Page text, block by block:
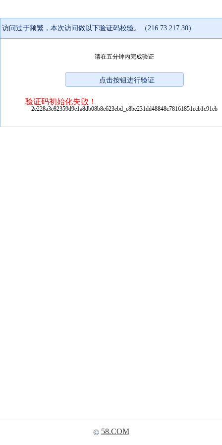
访问过于频繁，本次访问做以下验证码校验。（216.73.217.30）
请在五分钟内完成验证
验证码初始化失败！
2e228a3e82359d9e1a8db08b8e623ebd_c8be231dd48848c78161851ecb1c91eb
© 58.COM